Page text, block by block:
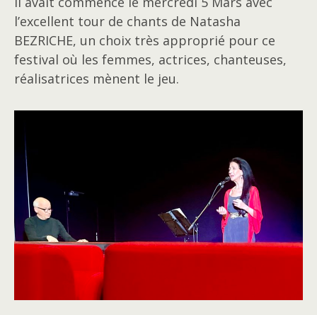
l’excellent tour de chants de Natasha
BEZRICHE, un choix très approprié pour ce
festival où les femmes, actrices, chanteuses,
réalisatrices mènent le jeu.